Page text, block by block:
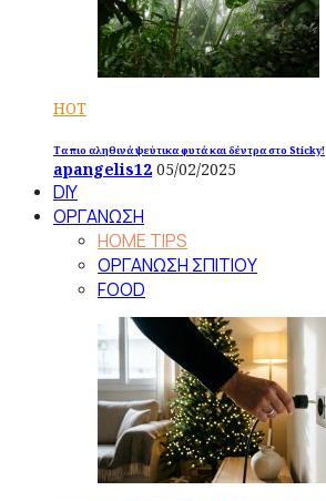
HOT
Τα πιο αληθινά ψεύτικα φυτά και δέντρα στο Sticky!
apangelis12 05/02/2025
DIY
ΟΡΓΑΝΩΣΗ
HOME TIPS
ΟΡΓΑΝΩΣΗ ΣΠΙΤΙΟΥ
FOOD